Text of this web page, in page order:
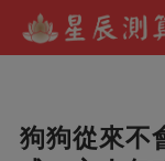
狗狗從來不